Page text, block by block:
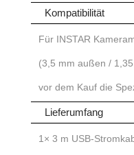
Kompatibilität
Für INSTAR
(3,5 mm außen /
vor dem Kauf die
Lieferumfang
1× 3 m USB-